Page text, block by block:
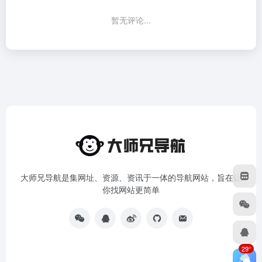
暂无评论...
大师兄导航是集网址、资源、资讯于一体的导航网站，旨在让
你找网站更简单
29°